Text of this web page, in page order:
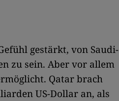
gestärkt, von Saudi-
zu sein. Aber vor allem
Qatar brach
US-Dollar an, als